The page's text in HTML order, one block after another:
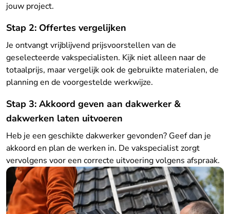
jouw project.
Stap 2: Offertes vergelijken
Je ontvangt vrijblijvend prijsvoorstellen van de
geselecteerde vakspecialisten. Kijk niet alleen naar de
totaalprijs, maar vergelijk ook de gebruikte materialen, de
planning en de voorgestelde werkwijze.
Stap 3: Akkoord geven aan dakwerker &
dakwerken laten uitvoeren
Heb je een geschikte dakwerker gevonden? Geef dan je
akkoord en plan de werken in. De vakspecialist zorgt
vervolgens voor een correcte uitvoering volgens afspraak.